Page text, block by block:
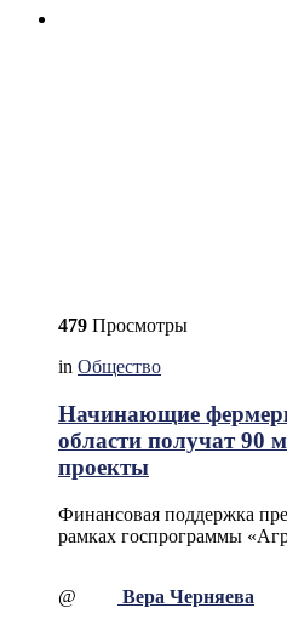
479 Просмотры
in Общество
Начинающие
области получат 90
проекты
Финансовая поддержка
рамках госпрограммы
@ Вера Черняева